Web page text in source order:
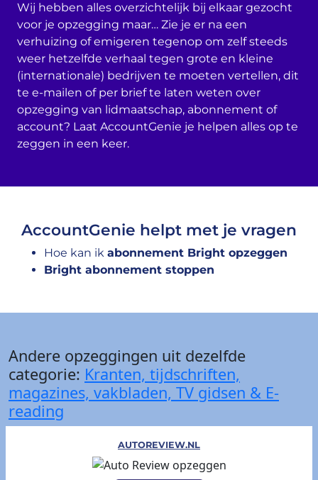
Wij hebben alles overzichtelijk bij elkaar gezocht
voor je opzegging maar… Zie je er na een
verhuizing of emigeren tegenop om zelf steeds
weer hetzelfde verhaal tegen grote en kleine
(internationale) bedrijven te moeten vertellen, dit
te e-mailen of per brief te laten weten over
opzegging van lidmaatschap, abonnement of
account? Laat AccountGenie je helpen alles op te
zeggen in een keer.
AccountGenie helpt met je vragen
Hoe kan ik abonnement Bright opzeggen
Bright abonnement stoppen
Andere opzeggingen uit dezelfde
categorie: Kranten, tijdschriften,
magazines, vakbladen, TV gidsen & E-
reading
AUTOREVIEW.NL